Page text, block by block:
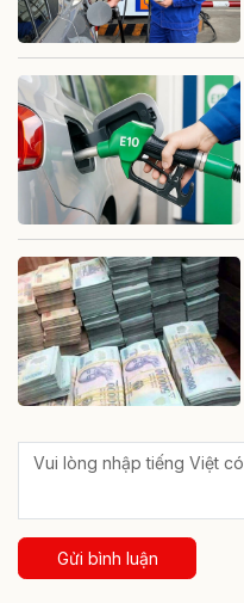
Gửi bình luận